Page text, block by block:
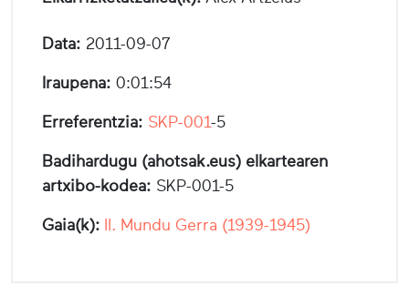
Data: 2011-09-07
Iraupena: 0:01:54
Erreferentzia: SKP-001-5
Badihardugu (ahotsak.eus) elkartearen
artxibo-kodea: SKP-001-5
Gaia(k): II. Mundu Gerra (1939-1945)